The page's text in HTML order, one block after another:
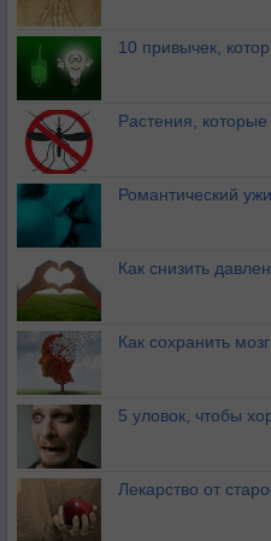
10 привычек,
Растения,
Романтический
Как снизить
Как сохранить
5 уловок, чтобы
Лекарство от